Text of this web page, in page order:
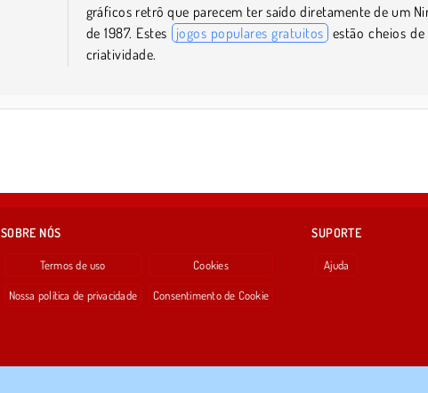
gráficos retrô que parecem ter saído diretamente de um
de 1987. Estes jogos populares gratuitos estão cheios de
criatividade.
SOBRE NÓS
Termos de uso
Nossa política de privacidade
Cookies
Consentimento de Cookie
SUPORTE
Ajuda